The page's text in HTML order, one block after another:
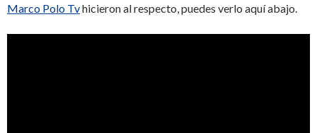
Marco Polo Tvhicieron al respecto, puedes verlo aquí abajo.